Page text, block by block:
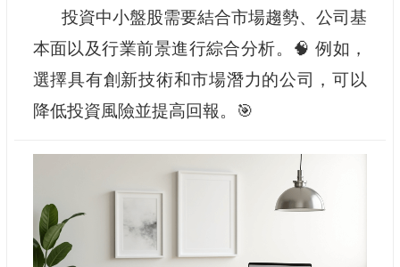
投資中小盤股需要結合市場趨勢、公司基
本面以及行業前景進行綜合分析。🧠 例如，
選擇具有創新技術和市場潛力的公司，可以
降低投資風險並提高回報。🎯